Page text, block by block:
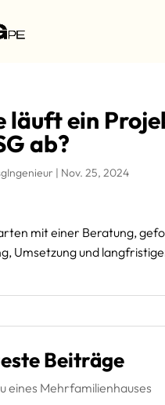
läuft ein
ab?
| Nov. 25, 2024
mit einer Beratung,
Umsetzung und
Beiträge
eines Mehrfamilienhauses